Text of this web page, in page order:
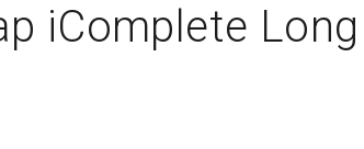
iComplete